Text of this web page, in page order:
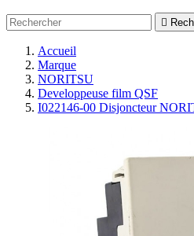

Accueil
Marque
NORITSU
Developpeuse film QSF
I022146-00 Disjoncteur